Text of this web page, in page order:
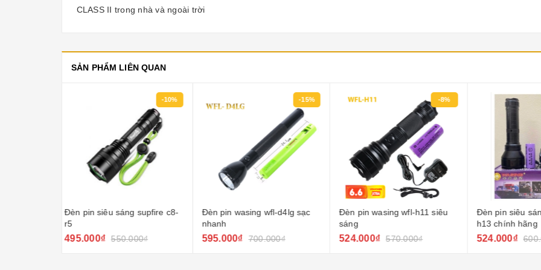
CLASS II trong nhà và ngoài trời
SẢN PHẨM LIÊN QUAN
-15%
Đèn pin wasing wfl-d4lg sạc
nhanh
595.000₫ 700.000₫
-8%
Đèn pin wasing wfl-h11 siêu
sáng
524.000₫ 570.000₫
-13%
Đèn pin siêu sáng wasing wfl-
h13 chính hãng
524.000₫ 600.000₫
Đèn pin đội
Liên hệ